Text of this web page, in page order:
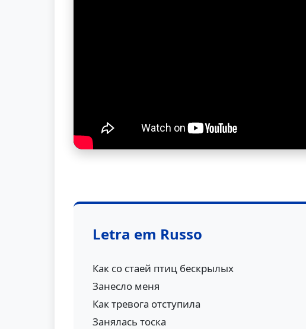
Letra em Russo
Как со стаей птиц бескрылых
Занесло меня
Как тревога отступила
Занялась тоска